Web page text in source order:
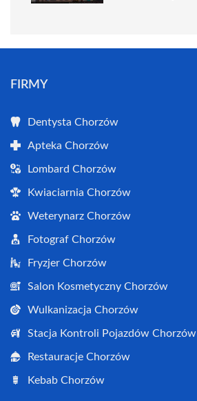
FIRMY
Dentysta Chorzów
Apteka Chorzów
Lombard Chorzów
Kwiaciarnia Chorzów
Weterynarz Chorzów
Fotograf Chorzów
Fryzjer Chorzów
Salon Kosmetyczny Chorzów
Wulkanizacja Chorzów
Stacja Kontroli Pojazdów Chorzów
Restauracje Chorzów
Kebab Chorzów